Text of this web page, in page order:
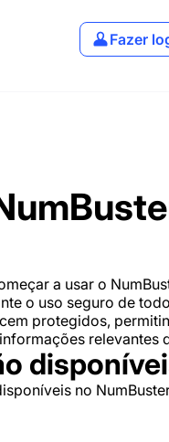
Fazer
a usar o
o uso seguro de
protegidos,
relevantes
no